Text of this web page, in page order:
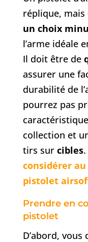
réplique, mais
un choix
l’arme idéale
Il doit être de
assurer une
durabilité de
pourrez pas
collection et
tirs sur cibles.
considérer
pistolet
Prendre en
pistolet
D’abord,